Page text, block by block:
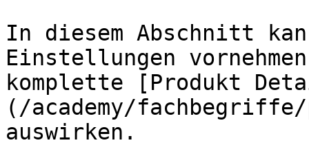
In diesem Abschnitt
Einstellungen
komplette [Produkt
(/academy/
auswirken.